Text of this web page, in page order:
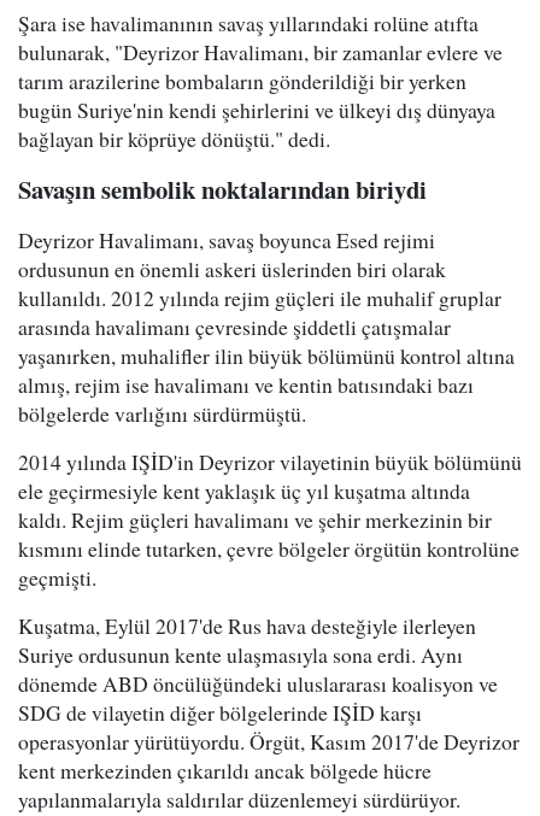
Şara ise havalimanının savaş yıllarındaki rolüne atıfta
bulunarak, "Deyrizor Havalimanı, bir zamanlar evlere ve
tarım arazilerine bombaların gönderildiği bir yerken
bugün Suriye'nin kendi şehirlerini ve ülkeyi dış dünyaya
bağlayan bir köprüye dönüştü." dedi.
Savaşın sembolik noktalarından biriydi
Deyrizor Havalimanı, savaş boyunca Esed rejimi
ordusunun en önemli askeri üslerinden biri olarak
kullanıldı. 2012 yılında rejim güçleri ile muhalif gruplar
arasında havalimanı çevresinde şiddetli çatışmalar
yaşanırken, muhalifler ilin büyük bölümünü kontrol altına
almış, rejim ise havalimanı ve kentin batısındaki bazı
bölgelerde varlığını sürdürmüştü.
2014 yılında IŞİD'in Deyrizor vilayetinin büyük bölümünü
ele geçirmesiyle kent yaklaşık üç yıl kuşatma altında
kaldı. Rejim güçleri havalimanı ve şehir merkezinin bir
kısmını elinde tutarken, çevre bölgeler örgütün kontrolüne
geçmişti.
Kuşatma, Eylül 2017'de Rus hava desteğiyle ilerleyen
Suriye ordusunun kente ulaşmasıyla sona erdi. Aynı
dönemde ABD öncülüğündeki uluslararası koalisyon ve
SDG de vilayetin diğer bölgelerinde IŞİD karşı
operasyonlar yürütüyordu. Örgüt, Kasım 2017'de Deyrizor
kent merkezinden çıkarıldı ancak bölgede hücre
yapılanmalarıyla saldırılar düzenlemeyi sürdürüyor.